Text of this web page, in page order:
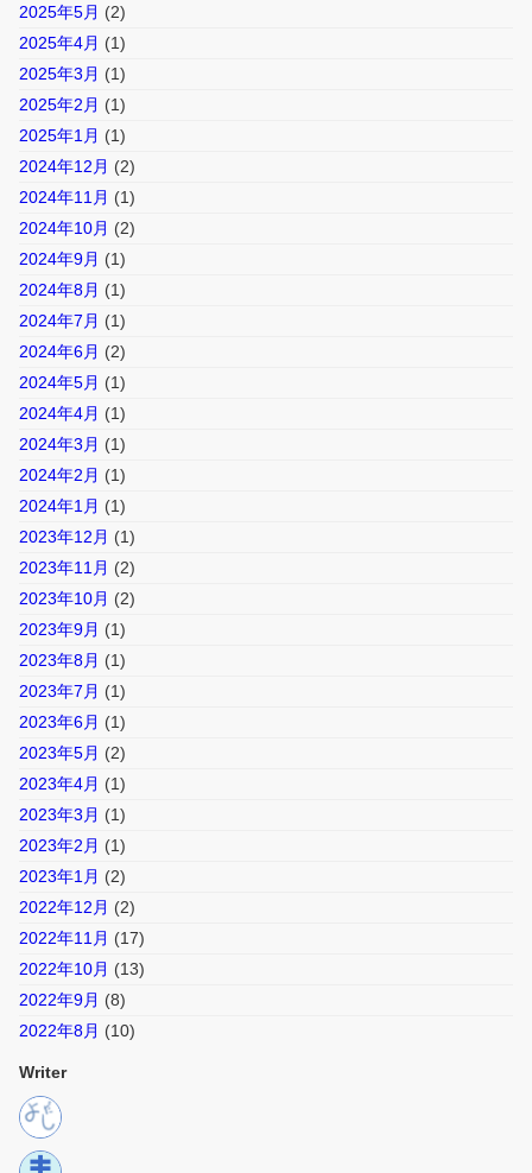
2025年5月 (2)
2025年4月 (1)
2025年3月 (1)
2025年2月 (1)
2025年1月 (1)
2024年12月 (2)
2024年11月 (1)
2024年10月 (2)
2024年9月 (1)
2024年8月 (1)
2024年7月 (1)
2024年6月 (2)
2024年5月 (1)
2024年4月 (1)
2024年3月 (1)
2024年2月 (1)
2024年1月 (1)
2023年12月 (1)
2023年11月 (2)
2023年10月 (2)
2023年9月 (1)
2023年8月 (1)
2023年7月 (1)
2023年6月 (1)
2023年5月 (2)
2023年4月 (1)
2023年3月 (1)
2023年2月 (1)
2023年1月 (2)
2022年12月 (2)
2022年11月 (17)
2022年10月 (13)
2022年9月 (8)
2022年8月 (10)
Writer